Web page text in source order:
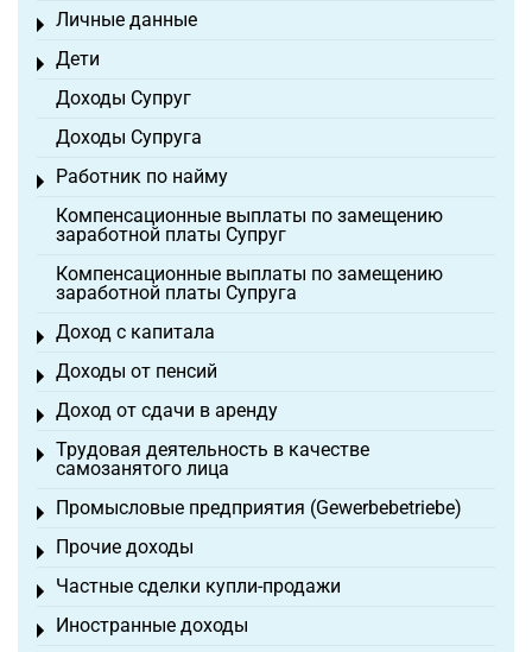
Личные данные
Toggle menu
Дети
Toggle menu
Доходы Супруг
Доходы Супруга
Работник по найму
Toggle menu
Компенсационные выплаты по замещению
заработной платы Супруг
Компенсационные выплаты по замещению
заработной платы Супруга
Доход с капитала
Toggle menu
Доходы от пенсий
Toggle menu
Доход от сдачи в аренду
Toggle menu
Трудовая деятельность в качестве
самозанятого лица
Toggle menu
Промысловые предприятия (Gewerbebetriebe)
Toggle menu
Прочие доходы
Toggle menu
Частные сделки купли-продажи
Toggle menu
Иностранные доходы
Toggle menu